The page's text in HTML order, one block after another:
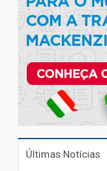
Últimas Notícias